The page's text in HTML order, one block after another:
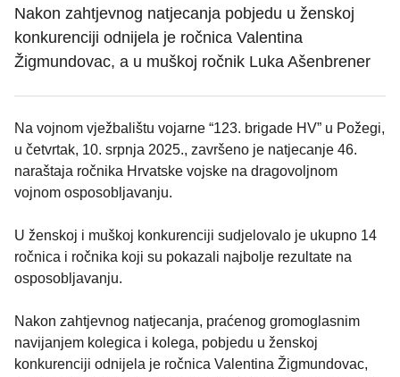
Nakon zahtjevnog natjecanja pobjedu u ženskoj
konkurenciji odnijela je ročnica Valentina
Žigmundovac, a u muškoj ročnik Luka Ašenbrener
Na vojnom vježbalištu vojarne “123. brigade HV” u Požegi,
u četvrtak, 10. srpnja 2025., završeno je natjecanje 46.
naraštaja ročnika Hrvatske vojske na dragovoljnom
vojnom osposobljavanju.
U ženskoj i muškoj konkurenciji sudjelovalo je ukupno 14
ročnica i ročnika koji su pokazali najbolje rezultate na
osposobljavanju.
Nakon zahtjevnog natjecanja, praćenog gromoglasnim
navijanjem kolegica i kolega, pobjedu u ženskoj
konkurenciji odnijela je ročnica Valentina Žigmundovac,